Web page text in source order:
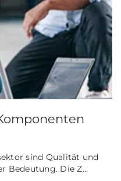
sind Qualität und
Bedeutung. Die Z...